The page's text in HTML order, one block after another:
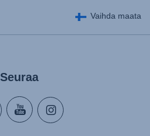
Vaihda maata
Seuraa